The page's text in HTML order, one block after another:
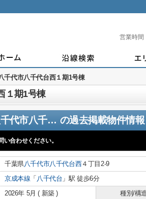
営業時間
千代市八千代台西１期1号棟
１期1号棟
アトムセレクト八千代市八千代台西１期1号棟 の過去掲載物件情報
合わせください。
千葉県八千代市八千代台西４丁目2-9
京成本線 「 八千代台 」駅 徒歩6分
2026年 5月 ( 新築 ) 種別/構